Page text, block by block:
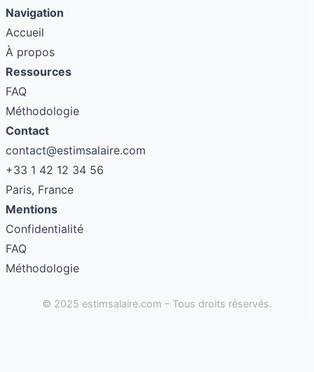
Navigation
Accueil
À propos
Ressources
FAQ
Méthodologie
Contact
contact@estimsalaire.com
+33 1 42 12 34 56
Paris, France
Mentions
Confidentialité
FAQ
Méthodologie
© 2025 estimsalaire.com – Tous droits réservés.